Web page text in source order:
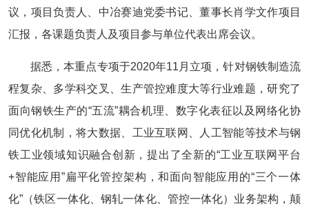
议，项目负责人、中冶赛迪党委书记、董事长肖学文作项目
汇报，各课题负责人及项目参与单位代表出席会议。
据悉，本重点专项于2020年11月立项，针对钢铁制造流
程复杂、多学科交叉、生产管控难度大等行业难题，研究了
面向钢铁生产的“五流”耦合机理、数字化表征以及网络化协
同优化机制，将大数据、工业互联网、人工智能等技术与钢
铁工业领域知识融合创新，提出了全新的“工业互联网平台
+智能应用”扁平化管控架构，和面向智能应用的“三个一体
化”（铁区一体化、钢轧一体化、管控一体化）业务架构，颠